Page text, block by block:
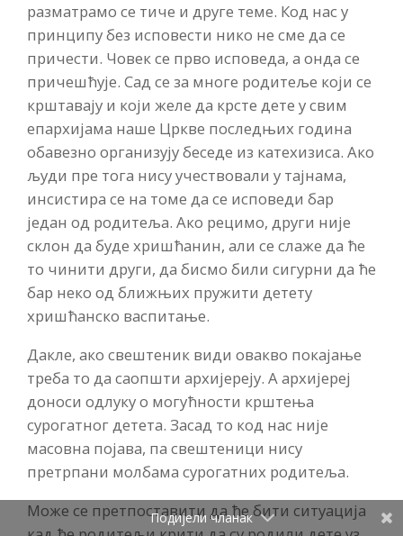
разматрамо се тиче и друге теме. Код нас у
принципу без исповести нико не сме да се
причести. Човек се прво исповеда, а онда се
причешћује. Сад се за многе родитеље који се
крштавају и који желе да крсте дете у свим
епархијама наше Цркве последњих година
обавезно организују беседе из катехизиса. Ако
људи пре тога нису учествовали у тајнама,
инсистира се на томе да се исповеди бар
један од родитеља. Ако рецимо, други није
склон да буде хришћанин, али се слаже да ће
то чинити други, да бисмо били сигурни да ће
бар неко од ближњих пружити детету
хришћанско васпитање.
Дакле, ако свештеник види овакво покајање
треба то да саопшти архијереју. А архијереј
доноси одлуку о могућности крштења
сурогатног детета. Засад то код нас није
масовна појава, па свештеници нису
претрпани молбама сурогатних родитеља.
Може се претпоставити да ће бити ситуација
Подијели чланак